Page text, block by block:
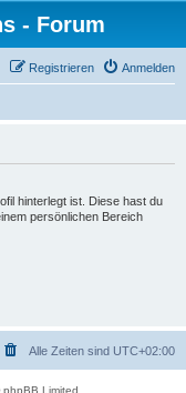
- Forum
Anmelden
Registrieren
hinterlegt ist. Diese hast du
persönlichen Bereich
Alle Zeiten sind UTC+02:00
Limited